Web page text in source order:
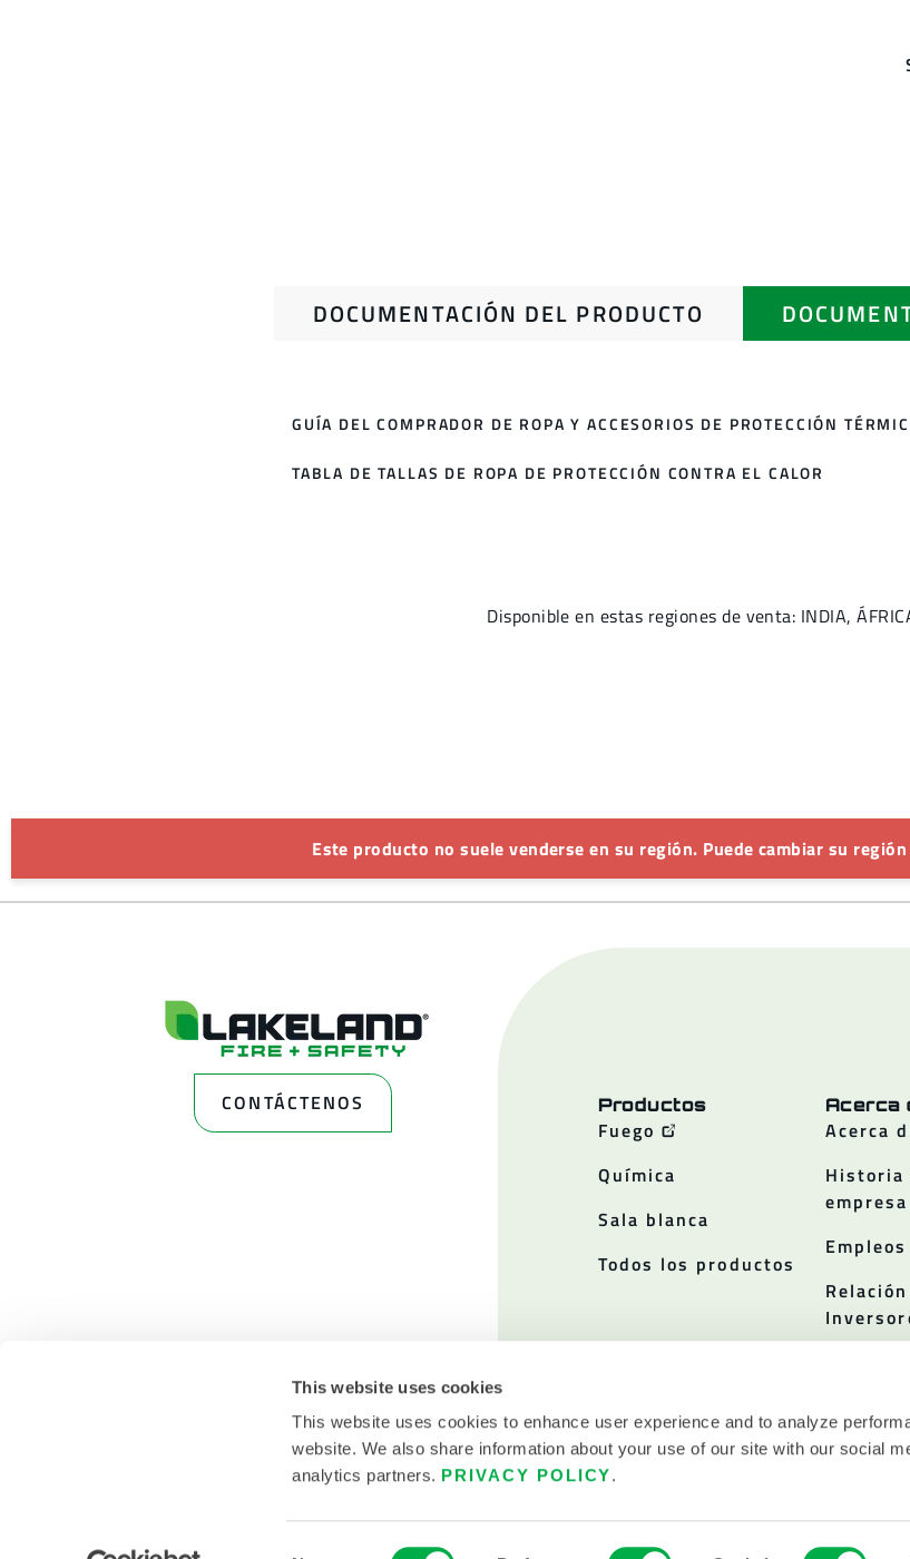
This website uses cookies
This website uses cookies to enhance user experience and to analyze
website. We also share information about your use of our site with our social
analytics partners. PRIVACY POLICY.
DOCUMENTACIÓN DEL PRODUCTO
GUÍA DEL COMPRADOR DE ROPA Y ACCESORIOS DE PROTECCIÓN
TABLA DE TALLAS DE ROPA DE PROTECCIÓN CONTRA EL CALOR
Disponible en estas regiones de venta: INDIA,
Este producto no suele venderse en su región. Puede cambiar su
CONTÁCTENOS Productos
Fuego
Química
Sala blanca
Todos los productos
Acerca
Acerca
Historia
empresa
Empleos
© 2026 LAKELAND INC. TODOS LOS DERECHOS RESERVADOS.